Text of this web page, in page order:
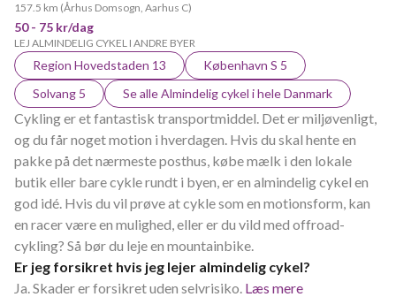
157.5 km (Århus Domsogn, Aarhus C)
50 - 75 kr/dag
LEJ ALMINDELIG CYKEL I ANDRE BYER
Region Hovedstaden 13
København S 5
Solvang 5
Se alle Almindelig cykel i hele Danmark
Cykling er et fantastisk transportmiddel. Det er miljøvenligt,
og du får noget motion i hverdagen. Hvis du skal hente en
pakke på det nærmeste posthus, købe mælk i den lokale
butik eller bare cykle rundt i byen, er en almindelig cykel en
god idé. Hvis du vil prøve at cykle som en motionsform, kan
en racer være en mulighed, eller er du vild med offroad-
cykling? Så bør du leje en mountainbike.
Er jeg forsikret hvis jeg lejer almindelig cykel?
Ja. Skader er forsikret uden selvrisiko. Læs mere